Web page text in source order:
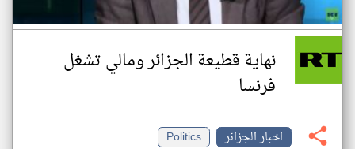
نهاية قطيعة الجزائر ومالي تشغل
فرنسا
اخبار الجزائر
Politics